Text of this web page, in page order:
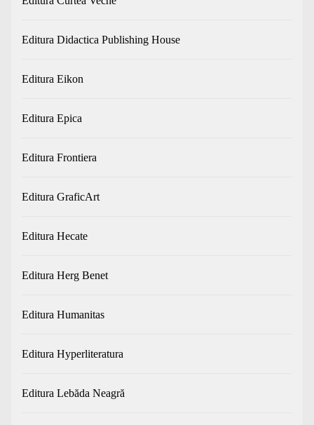
Editura Didactica Publishing House
Editura Eikon
Editura Epica
Editura Frontiera
Editura GraficArt
Editura Hecate
Editura Herg Benet
Editura Humanitas
Editura Hyperliteratura
Editura Lebăda Neagră